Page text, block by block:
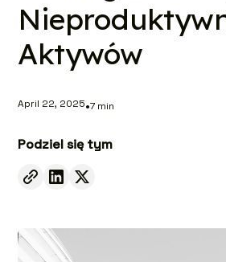
Aktywów
April 22, 2025•7 min
Podziel się tym